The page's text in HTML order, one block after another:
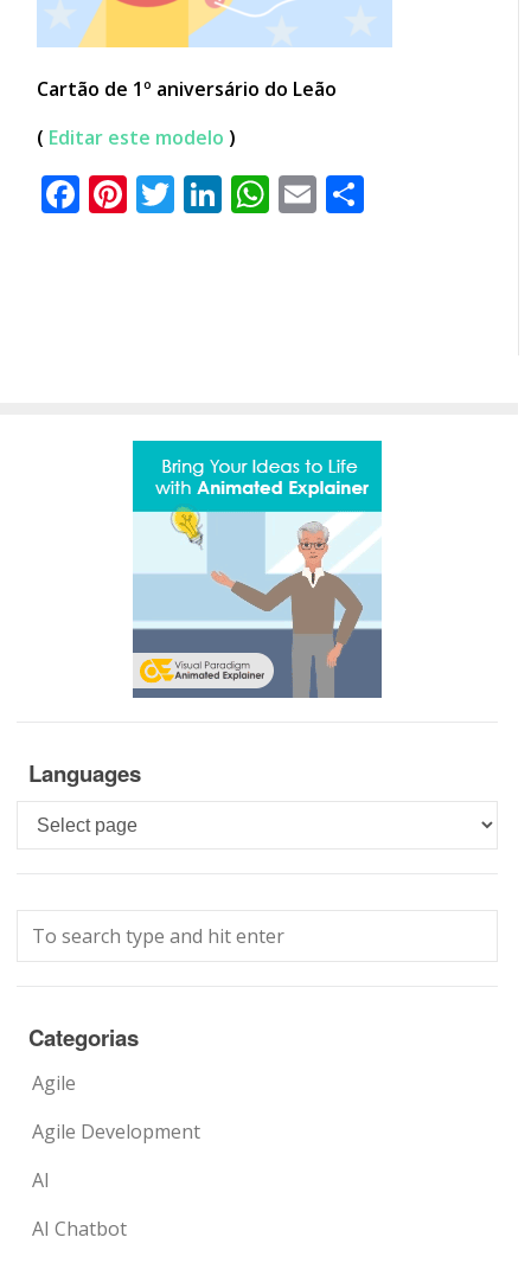
Cartão de 1º aniversário do Leão
( Editar este modelo )
Facebook
Pinterest
Twitter
LinkedIn
WhatsApp
Email
Languages
Languages
Categorias
Agile
Agile Development
AI
AI Chatbot